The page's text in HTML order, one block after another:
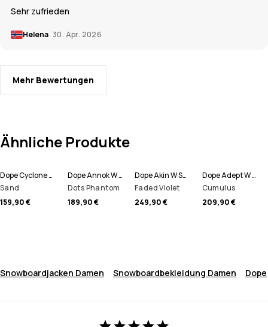
Sehr zufrieden
Helena 30. Apr. 2026
Mehr Bewertungen
Ähnliche Produkte
Dope Cyclone W 22 Snowboardjacke Damen
Sand
159,90 €
Dope Annok W Snowboardjacke Damen
Dots Phantom
189,90 €
Dope Akin W Snowboardjacke Damen
Faded Violet
249,90 €
Dope Adept W Snowboardjacke Damen
Cumulus
209,90 €
Snowboardjacken Damen Snowboardbekleidung Damen Dope